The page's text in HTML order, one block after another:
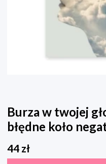
Burza w twojej
błędne koło
44 zł